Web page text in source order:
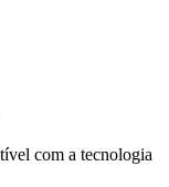
com a tecnologia